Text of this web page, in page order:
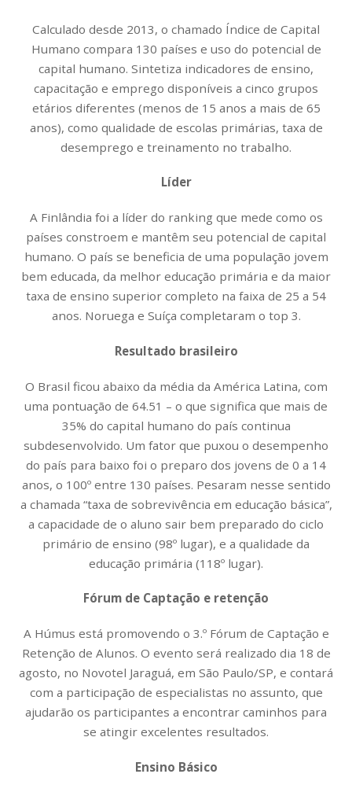
Calculado desde 2013, o chamado Índice de Capital
Humano compara 130 países e uso do potencial de
capital humano. Sintetiza indicadores de ensino,
capacitação e emprego disponíveis a cinco grupos
etários diferentes (menos de 15 anos a mais de 65
anos), como qualidade de escolas primárias, taxa de
desemprego e treinamento no trabalho.
Líder
A Finlândia foi a líder do ranking que mede como os
países constroem e mantêm seu potencial de capital
humano. O país se beneficia de uma população jovem
bem educada, da melhor educação primária e da maior
taxa de ensino superior completo na faixa de 25 a 54
anos. Noruega e Suíça completaram o top 3.
Resultado brasileiro
O Brasil ficou abaixo da média da América Latina, com
uma pontuação de 64.51 – o que significa que mais de
35% do capital humano do país continua
subdesenvolvido. Um fator que puxou o desempenho
do país para baixo foi o preparo dos jovens de 0 a 14
anos, o 100º entre 130 países. Pesaram nesse sentido
a chamada “taxa de sobrevivência em educação básica”,
a capacidade de o aluno sair bem preparado do ciclo
primário de ensino (98º lugar), e a qualidade da
educação primária (118º lugar).
Fórum de Captação e retenção
A Húmus está promovendo o 3.º Fórum de Captação e
Retenção de Alunos. O evento será realizado dia 18 de
agosto, no Novotel Jaraguá, em São Paulo/SP, e contará
com a participação de especialistas no assunto, que
ajudarão os participantes a encontrar caminhos para
se atingir excelentes resultados.
Ensino Básico